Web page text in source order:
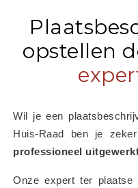
opstellen
Wil je een
Huis-Raad ben je
professioneel
Onze expert ter plaatse